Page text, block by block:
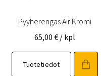
Pyyherengas Air Kromi
65,00 € / kpl
Tuotetiedot